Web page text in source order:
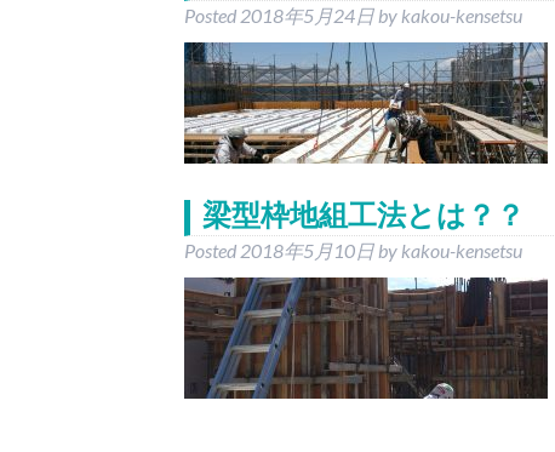
Posted 2018年5月24日 by kakou-kensetsu
梁型枠地組工法とは？？
Posted 2018年5月10日 by kakou-kensetsu